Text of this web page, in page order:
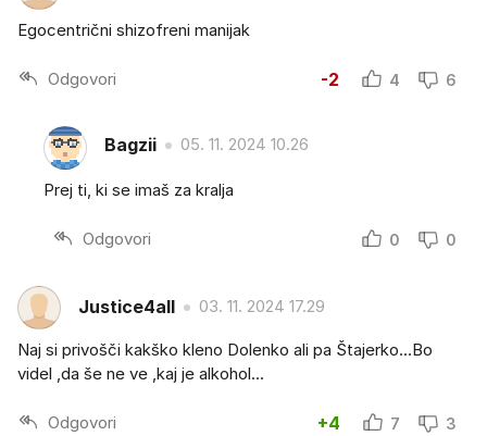
Egocentrični shizofreni manijak
Odgovori -2 4 6
Bagzii 05. 11. 2024 10.26
Prej ti, ki se imaš za kralja
Odgovori 0 0
Justice4all 03. 11. 2024 17.29
Naj si privošči kakško kleno Dolenko ali pa Štajerko...Bo
videl ,da še ne ve ,kaj je alkohol...
Odgovori +4 7 3